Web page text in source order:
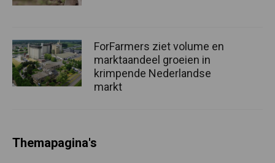
ForFarmers ziet volume en
marktaandeel groeien in
krimpende Nederlandse
markt
Themapagina's